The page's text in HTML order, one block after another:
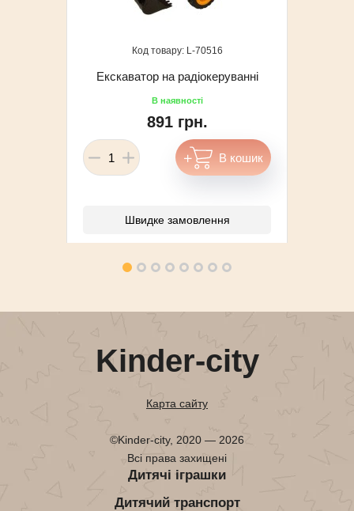
70516
Екскаватор на радіокеруванні
891 грн.
Швидке замовлення
Kinder-city
Карта сайту
©Kinder-city, 2020 — 2026
Всі права захищені
Дитячі іграшки
Дитячий транспорт